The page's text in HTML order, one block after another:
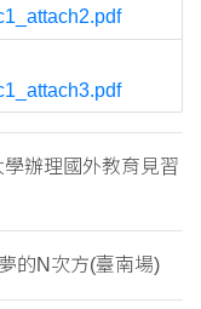
辦理國外教育見習
的N次方(臺南場)